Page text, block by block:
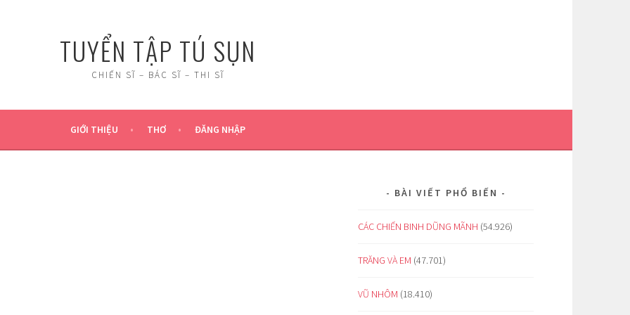
TUYỂN TẬP TÚ SỤN
CHIẾN SĨ – BÁC SĨ – THI SĨ
GIỚI THIỆU THƠ ĐĂNG NHẬP
BÀI VIẾT PHỔ BIẾN
CÁC CHIẾN BINH DŨNG MÃNH (54.926)
TRĂNG VÀ EM (47.701)
VŨ NHÔM (18.410)